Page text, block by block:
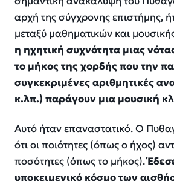
αρχή της σύγχρονης επιστήμης,
μεταξύ μαθηματικών και
η ηχητική συχνότητα μιας
το μήκος της χορδής που την
συγκεκριμένες αριθμητικές
κ.λπ.) παράγουν μια μουσική
Αυτό ήταν επαναστατικό. Ο
ότι οιποιότητες (όπως ο ήχος)
ποσότητες (όπως το μήκος).
υποκειμενικό κόσμο των